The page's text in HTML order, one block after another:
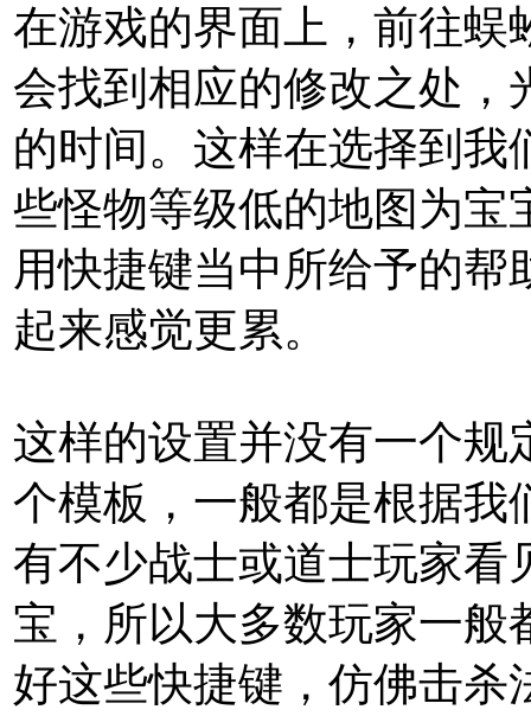
在游戏的界面上，前往蜈
会找到相应的修改之处，
的时间。这样在选择到我
些怪物等级低的地图为宝
用快捷键当中所给予的
起来感觉更累。
这样的设置并没有一个规
个模板，一般都是根据我
有不少战士或道士玩家看
宝，所以大多数玩家一般
好这些快捷键，仿佛击杀